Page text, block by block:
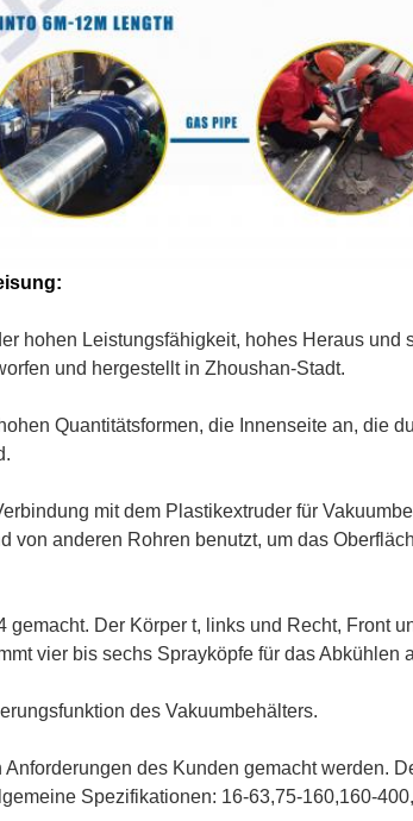
hohen Leistungsfähigkeit, hohes Heraus und
und hergestellt in Zhoushan-Stadt.
Quantitätsformen, die Innenseite an, die
mit dem Plastikextruder für
von anderen Rohren benutzt, um das
Der Körper t, links und Recht, Front
vier bis sechs Sprayköpfe für das Abkühlen
des Vakuumbehälters.
des Kunden gemacht werden.
Spezifikationen: 16-63,75-160,160-